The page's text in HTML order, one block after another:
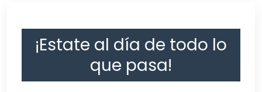
¡Estate al día de todo lo
que pasa!